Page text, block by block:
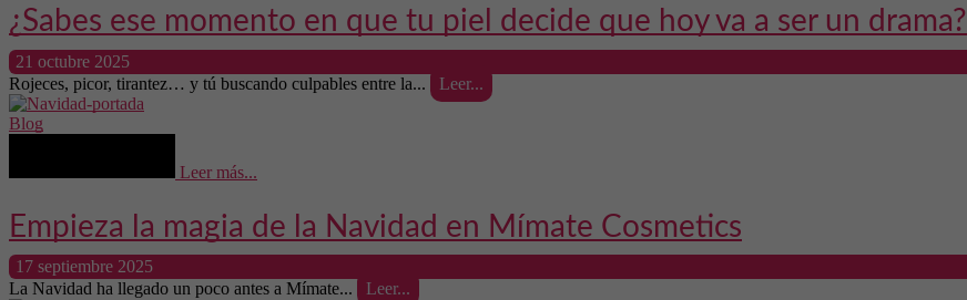
¿Sabes ese momento en que tu piel decide que hoy va a ser un drama?
21 octubre 2025
Rojeces, picor, tirantez… y tú buscando culpables entre la...
Leer...
Blog
Leer más...
Empieza la magia de la Navidad en Mímate Cosmetics
17 septiembre 2025
La Navidad ha llegado un poco antes a Mímate...
Leer...